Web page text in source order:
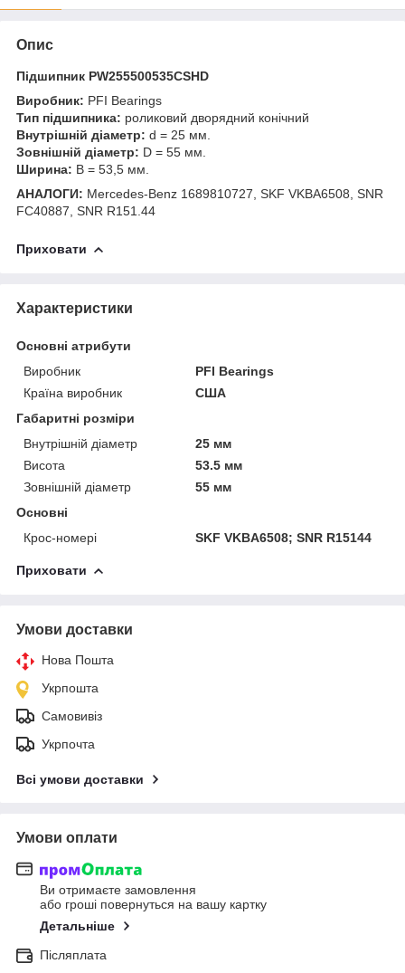
Опис
Підшипник PW255500535CSHD
Виробник: PFI Bearings
Тип підшипника: роликовий дворядний конічний
Внутрішній діаметр: d = 25 мм.
Зовнішній діаметр: D = 55 мм.
Ширина: B = 53,5 мм.
АНАЛОГИ: Mercedes-Benz 1689810727, SKF VKBA6508, SNR
FC40887, SNR R151.44
Приховати
Характеристики
Основні атрибути
Виробник
PFI Bearings
Країна виробник
США
Габаритні розміри
Внутрішній діаметр
25 мм
Висота
53.5 мм
Зовнішній діаметр
55 мм
Основні
Крос-номері
SKF VKBA6508; SNR R15144
Приховати
Умови доставки
Нова Пошта
Укрпошта
Самовивіз
Укрпочта
Всі умови доставки
Умови оплати
Ви отримаєте замовлення
або гроші повернуться на вашу картку
Детальніше
Післяплата